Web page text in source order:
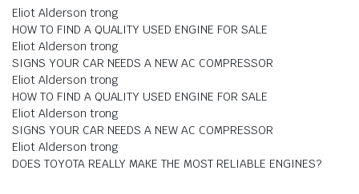
Eliot Alderson trong
HOW TO FIND A QUALITY USED ENGINE FOR SALE
Eliot Alderson trong
SIGNS YOUR CAR NEEDS A NEW AC COMPRESSOR
Eliot Alderson trong
HOW TO FIND A QUALITY USED ENGINE FOR SALE
Eliot Alderson trong
SIGNS YOUR CAR NEEDS A NEW AC COMPRESSOR
Eliot Alderson trong
DOES TOYOTA REALLY MAKE THE MOST RELIABLE ENGINES?